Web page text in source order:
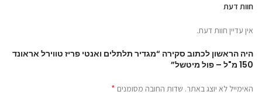
חוות דעת
אין עדיין חוות דעת.
היה הראשון לכתוב סקירה “מגדיר תלתלים ואנטי פריז טווירל אראונד
150 מ"ל – פול מיטשל”
האימייל לא יוצג באתר. שדות החובה מסומנים *